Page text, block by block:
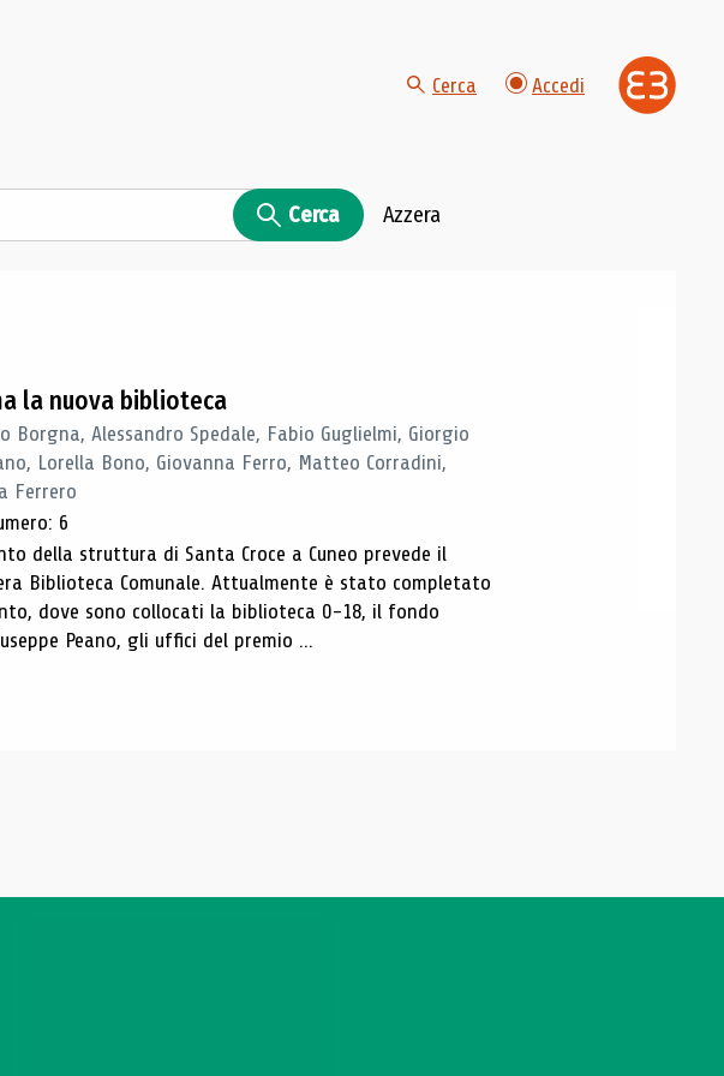
Cerca Accedi
Cerca Azzera
la nuova biblioteca
Borgna, Alessandro Spedale, Fabio Guglielmi, Giorgio
Lorella Bono, Giovanna Ferro, Matteo Corradini,
Ferrero
6
della struttura di Santa Croce a Cuneo prevede il
Biblioteca Comunale. Attualmente è stato completato
dove sono collocati la biblioteca 0-18, il fondo
Peano, gli uffici del premio ...